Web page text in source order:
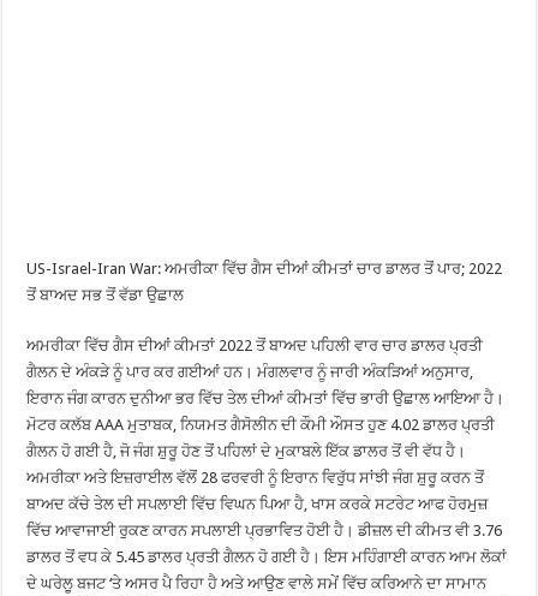
US-Israel-Iran War: ਅਮਰੀਕਾ ਵਿੱਚ ਗੈਸ ਦੀਆਂ ਕੀਮਤਾਂ ਚਾਰ ਡਾਲਰ ਤੋਂ ਪਾਰ; 2022
ਤੋਂ ਬਾਅਦ ਸਭ ਤੋਂ ਵੱਡਾ ਉਛਾਲ
ਅਮਰੀਕਾ ਵਿੱਚ ਗੈਸ ਦੀਆਂ ਕੀਮਤਾਂ 2022 ਤੋਂ ਬਾਅਦ ਪਹਿਲੀ ਵਾਰ ਚਾਰ ਡਾਲਰ ਪ੍ਰਤੀ
ਗੈਲਨ ਦੇ ਅੰਕੜੇ ਨੂੰ ਪਾਰ ਕਰ ਗਈਆਂ ਹਨ। ਮੰਗਲਵਾਰ ਨੂੰ ਜਾਰੀ ਅੰਕੜਿਆਂ ਅਨੁਸਾਰ,
ਇਰਾਨ ਜੰਗ ਕਾਰਨ ਦੁਨੀਆ ਭਰ ਵਿੱਚ ਤੇਲ ਦੀਆਂ ਕੀਮਤਾਂ ਵਿੱਚ ਭਾਰੀ ਉਛਾਲ ਆਇਆ ਹੈ।
ਮੋਟਰ ਕਲੱਬ AAA ਮੁਤਾਬਕ, ਨਿਯਮਤ ਗੈਸੋਲੀਨ ਦੀ ਕੌਮੀ ਔਸਤ ਹੁਣ 4.02 ਡਾਲਰ ਪ੍ਰਤੀ
ਗੈਲਨ ਹੋ ਗਈ ਹੈ, ਜੋ ਜੰਗ ਸ਼ੁਰੂ ਹੋਣ ਤੋਂ ਪਹਿਲਾਂ ਦੇ ਮੁਕਾਬਲੇ ਇੱਕ ਡਾਲਰ ਤੋਂ ਵੀ ਵੱਧ ਹੈ।
ਅਮਰੀਕਾ ਅਤੇ ਇਜ਼ਰਾਈਲ ਵੱਲੋਂ 28 ਫਰਵਰੀ ਨੂੰ ਇਰਾਨ ਵਿਰੁੱਧ ਸਾਂਝੀ ਜੰਗ ਸ਼ੁਰੂ ਕਰਨ ਤੋਂ
ਬਾਅਦ ਕੱਚੇ ਤੇਲ ਦੀ ਸਪਲਾਈ ਵਿੱਚ ਵਿਘਨ ਪਿਆ ਹੈ, ਖਾਸ ਕਰਕੇ ਸਟਰੇਟ ਆਫ ਹੋਰਮੁਜ਼
ਵਿੱਚ ਆਵਾਜਾਈ ਰੁਕਣ ਕਾਰਨ ਸਪਲਾਈ ਪ੍ਰਭਾਵਿਤ ਹੋਈ ਹੈ। ਡੀਜ਼ਲ ਦੀ ਕੀਮਤ ਵੀ 3.76
ਡਾਲਰ ਤੋਂ ਵਧ ਕੇ 5.45 ਡਾਲਰ ਪ੍ਰਤੀ ਗੈਲਨ ਹੋ ਗਈ ਹੈ। ਇਸ ਮਹਿੰਗਾਈ ਕਾਰਨ ਆਮ ਲੋਕਾਂ
ਦੇ ਘਰੇਲੂ ਬਜਟ ‘ਤੇ ਅਸਰ ਪੈ ਰਿਹਾ ਹੈ ਅਤੇ ਆਉਣ ਵਾਲੇ ਸਮੇਂ ਵਿੱਚ ਕਰਿਆਨੇ ਦਾ ਸਾਮਾਨ